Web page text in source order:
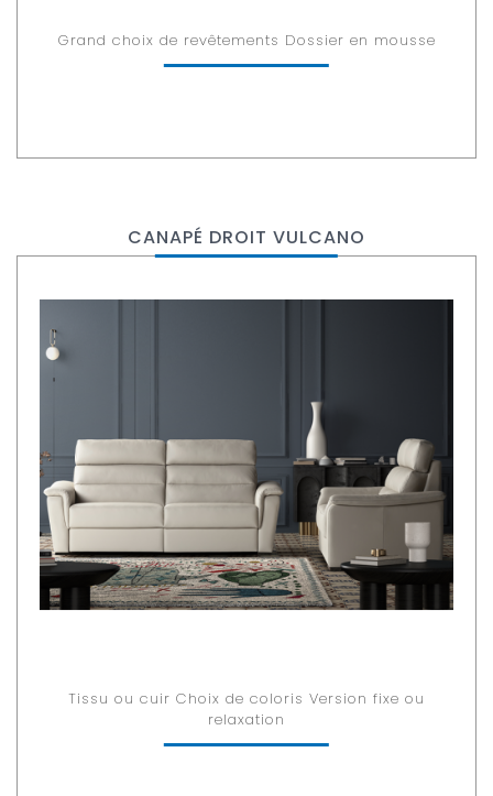
Grand choix de revêtements Dossier en mousse
CANAPÉ DROIT VULCANO
Tissu ou cuir Choix de coloris Version fixe ou
relaxation